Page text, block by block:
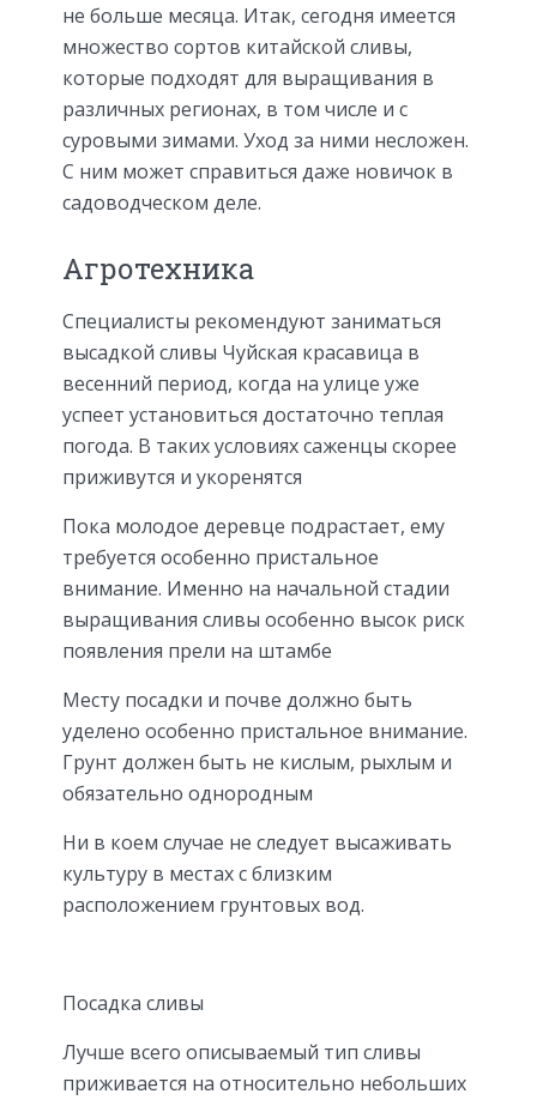
не больше месяца. Итак, сегодня имеется
множество сортов китайской сливы,
которые подходят для выращивания в
различных регионах, в том числе и с
суровыми зимами. Уход за ними несложен.
С ним может справиться даже новичок в
садоводческом деле.
Агротехника
Специалисты рекомендуют заниматься
высадкой сливы Чуйская красавица в
весенний период, когда на улице уже
успеет установиться достаточно теплая
погода. В таких условиях саженцы скорее
приживутся и укоренятся
Пока молодое деревце подрастает, ему
требуется особенно пристальное
внимание. Именно на начальной стадии
выращивания сливы особенно высок риск
появления прели на штамбе
Месту посадки и почве должно быть
уделено особенно пристальное внимание.
Грунт должен быть не кислым, рыхлым и
обязательно однородным
Ни в коем случае не следует высаживать
культуру в местах с близким
расположением грунтовых вод.
Посадка сливы
Лучше всего описываемый тип сливы
приживается на относительно небольших